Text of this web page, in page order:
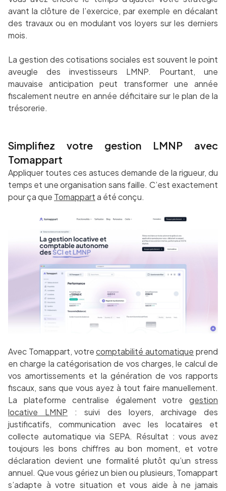
avant la clôture de l’exercice, par exemple en décalant
des travaux ou en modulant vos loyers sur les derniers
mois.
La gestion des cotisations sociales est souvent le point
aveugle des investisseurs LMNP. Pourtant, une
mauvaise anticipation peut transformer une année
fiscalement neutre en année déficitaire sur le plan de la
trésorerie.
Simplifiez votre gestion LMNP avec
Tomappart
Appliquer toutes ces astuces demande de la rigueur, du
temps et une organisation sans faille. C’est exactement
pour ça que Tomapparta été conçu.
Avec Tomappart, votrecomptabilité automatique prend
en charge la catégorisation de vos charges, le calcul de
vos amortissements et la génération de vos rapports
fiscaux, sans que vous ayez à tout faire manuellement.
La plateforme centralise également votre gestion
locative LMNP : suivi des loyers, archivage des
justificatifs, communication avec les locataires et
collecte automatique via SEPA. Résultat : vous avez
toujours les bons chiffres au bon moment, et votre
déclaration devient une formalité plutôt qu’un stress
annuel. Que vous gériez un bien ou plusieurs, Tomappart
s’adapte à votre situation et vous aide à ne jamais